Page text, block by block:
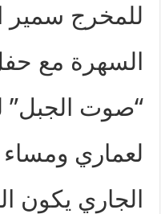
للمخرج سمير
السهرة مع
“صوت الجبل”
الجاري يكون